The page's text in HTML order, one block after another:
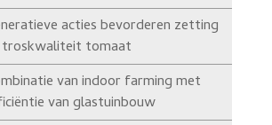
acties bevorderen zetting
troskwaliteit tomaat
van indoor farming met
van glastuinbouw